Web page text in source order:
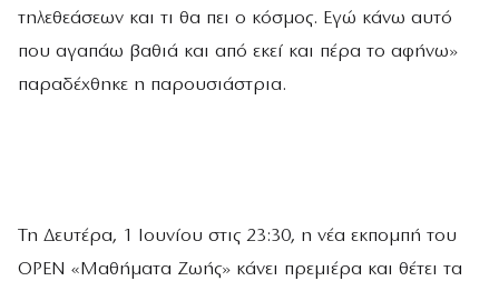
τηλεθεάσεων και τι θα πει ο κόσμος. Εγώ κάνω αυτό
που αγαπάω βαθιά και από εκεί και πέρα το αφήνω»
παραδέχθηκε η παρουσιάστρια.
Τη Δευτέρα, 1 Ιουνίου στις 23:30, η νέα εκπομπή του
OPEN «Μαθήματα Ζωής» κάνει πρεμιέρα και θέτει τα